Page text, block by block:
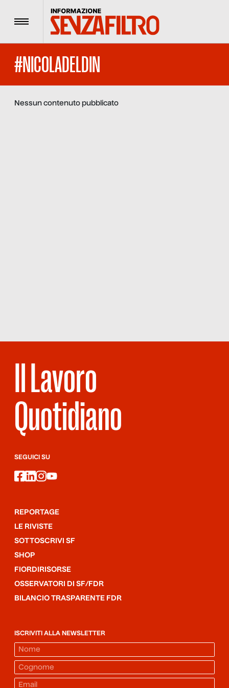
Menu
#NICOLADELDIN
Nessun contenuto pubblicato
Il Lavoro
Quotidiano
SEGUICI SU
facebook
linkedin
instagram
youtube
REPORTAGE
LE RIVISTE
SOTTOSCRIVI SF
SHOP
FIORDIRISORSE
OSSERVATORI DI SF/FDR
BILANCIO TRASPARENTE FDR
ISCRIVITI ALLA NEWSLETTER